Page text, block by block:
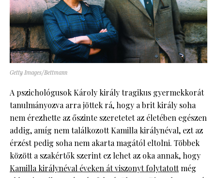
Getty Images/Bettmann
A pszichológusok Károly király tragikus gyermekkorát
tanulmányozva arra jöttek rá, hogy a brit király soha
nem érezhette az őszinte szeretetet az életében egészen
addig, amíg nem találkozott Kamilla királynéval, ezt az
érzést pedig soha nem akarta magától eltolni. Többek
között a szakértők szerint ez lehet az oka annak, hogy
Kamilla királynéval éveken át viszonyt folytatottmég